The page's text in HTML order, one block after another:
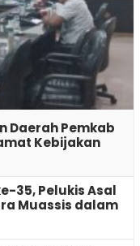
Daerah Pemkab
Kebijakan
35, Pelukis Asal
Muassis dalam